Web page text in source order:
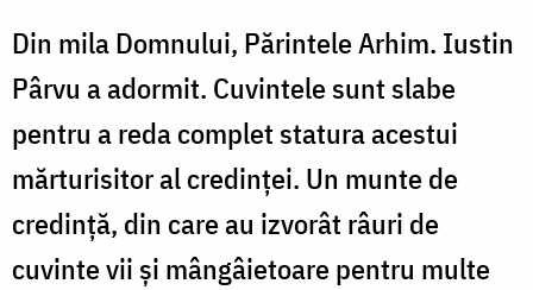
Din mila Domnului, Părintele Arhim. Iustin
Pârvu a adormit. Cuvintele sunt slabe
pentru a reda complet statura acestui
mărturisitor al credinţei. Un munte de
credinţă, din care au izvorât râuri de
cuvinte vii şi mângâietoare pentru multe